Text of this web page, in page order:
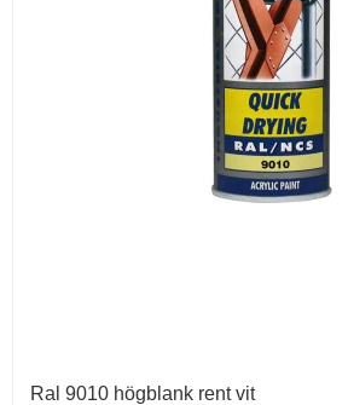
Ral 9010 högblank rent vit